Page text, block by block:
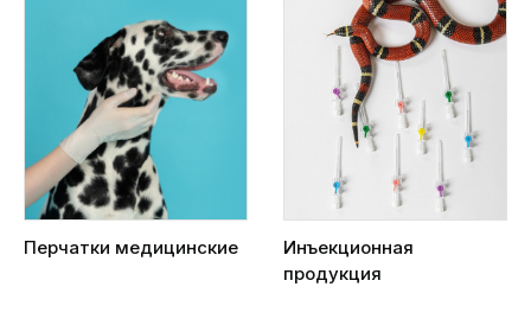
Перчатки медицинские
Инъекционная
продукция